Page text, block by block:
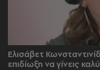
Ελισάβετ
επιδίωξη να γίνεις